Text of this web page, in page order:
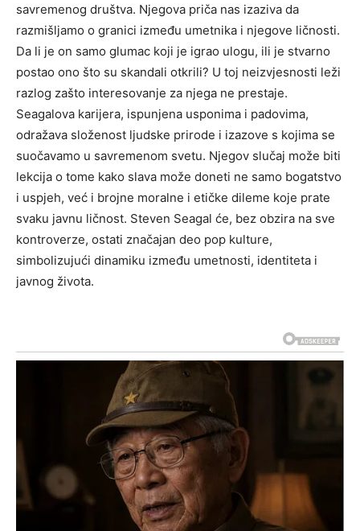
savremenog društva. Njegova priča nas izaziva da
razmišljamo o granici između umetnika i njegove ličnosti.
Da li je on samo glumac koji je igrao ulogu, ili je stvarno
postao ono što su skandali otkrili? U toj neizvjesnosti leži
razlog zašto interesovanje za njega ne prestaje.
Seagalova karijera, ispunjena usponima i padovima,
odražava složenost ljudske prirode i izazove s kojima se
suočavamo u savremenom svetu. Njegov slučaj može biti
lekcija o tome kako slava može doneti ne samo bogatstvo
i uspjeh, već i brojne moralne i etičke dileme koje prate
svaku javnu ličnost. Steven Seagal će, bez obzira na sve
kontroverze, ostati značajan deo pop kulture,
simbolizujući dinamiku između umetnosti, identiteta i
javnog života.